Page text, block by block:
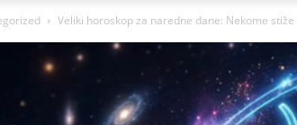
Veliki horoskop za naredne dane: Nekome